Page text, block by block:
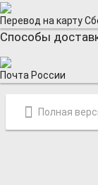
Перевод на карту
Способы
Почта России
Полная